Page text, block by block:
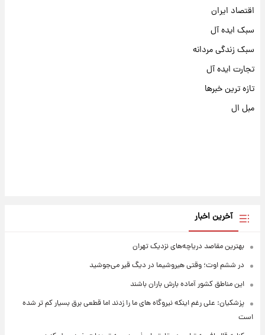
اقتصاد ایران
سبک ایده آل
سبک زندگی مردانه
تجارت ایده آل
تازه ترین خبرها
مبل ال
آخرین اخبار
بهترین مقاصد دریاچه‌های نزدیک تهران
در ششم اوت؛ وقتی هیروشیما در دیگ قیر می‌جوشید
این مناطق کشور آماده بارش باران باشند
پزشکیان: علی رغم اینکه نیروگاه های ما را زدند اما قطعی برق بسیار کم تر شده
است